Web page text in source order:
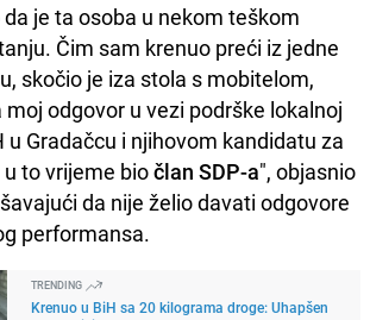
je ta osoba u nekom teškom
Čim sam krenuo preći iz jedne
skočio je iza stola s mobitelom,
odgovor u vezi podrške lokalnoj
u Gradačcu i njihovom kandidatu za
to vrijeme biočlan SDP-a", objasnio
da nije želio davati odgovore
performansa.
TRENDING
Krenuo u BiH sa 20 kilograma droge: Uhapšen